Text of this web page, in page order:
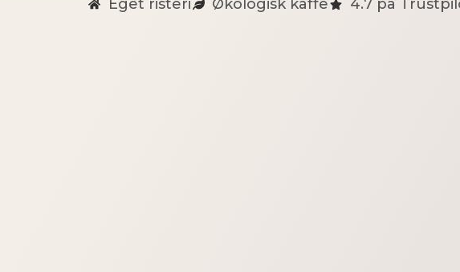
Eget risteri Økologisk kaffe 4.7 på